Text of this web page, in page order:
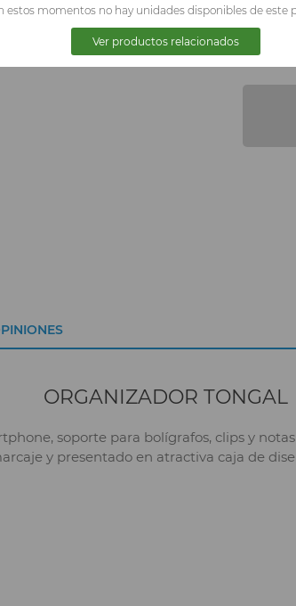
Los mandaré
ORGANIZADOR TONGAL
soporte para bolígrafos, clips y
y presentado en atractiva caja de
estos momentos no hay unidades disponibles de este
Ver productos relacionados